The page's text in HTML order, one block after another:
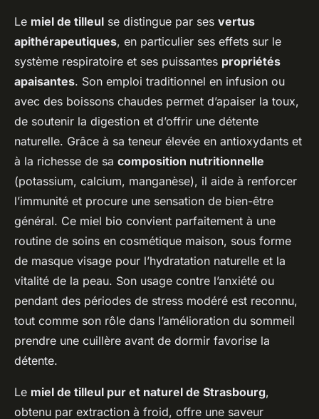
Le miel de tilleul se distingue par ses vertus
apithérapeutiques, en particulier ses effets sur le
système respiratoire et ses puissantes propriétés
apaisantes. Son emploi traditionnel en infusion ou
avec des boissons chaudes permet d’apaiser la toux,
de soutenir la digestion et d’offrir une détente
naturelle. Grâce à sa teneur élevée en antioxydants et
à la richesse de sa composition nutritionnelle
(potassium, calcium, manganèse), il aide à renforcer
l’immunité et procure une sensation de bien-être
général. Ce miel bio convient parfaitement à une
routine de soins en cosmétique maison, sous forme
de masque visage pour l’hydratation naturelle et la
vitalité de la peau. Son usage contre l’anxiété ou
pendant des périodes de stress modéré est reconnu,
tout comme son rôle dans l’amélioration du sommeil
prendre une cuillère avant de dormir favorise la
détente.
Le miel de tilleul pur et naturel de Strasbourg,
obtenu par extraction à froid, offre une saveur